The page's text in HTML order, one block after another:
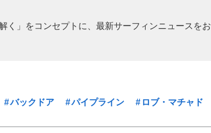
く」をコンセプトに、最新サーフィンニュースをお
バックドア パイプライン ロブ・マチャド